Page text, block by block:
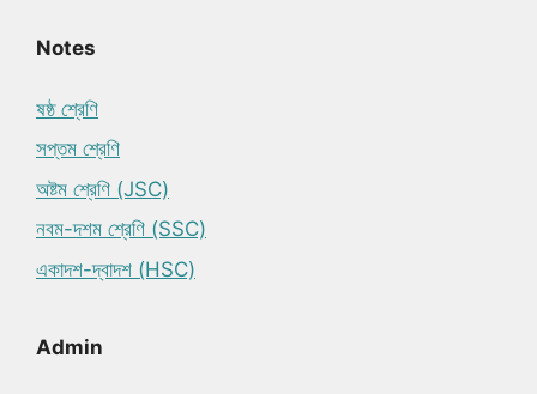
Notes
ষষ্ঠ শ্রেণি
সপ্তম শ্রেণি
অষ্টম শ্রেণি (JSC)
নবম-দশম শ্রেণি (SSC)
একাদশ-দ্বাদশ (HSC)
Admin